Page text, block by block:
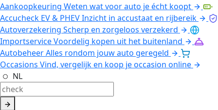
Aankoopkeuring Weten wat voor auto je écht koopt
Accucheck EV & PHEVInzicht in accustaat en rijbereik
Autoverzekering Scherp en zorgeloos verzekerd
ImportserviceVoordelig kopen uit het buitenland
AutobeheerAlles rondom jouw auto geregeld
Occasions Vind, vergelijk en koop je occasion online
NL